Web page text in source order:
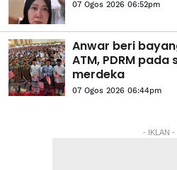
07 Ogos 2026 06:52pm
Anwar beri
ATM, PDRM
merdeka
07 Ogos 2026 06:44pm
- IKLAN -